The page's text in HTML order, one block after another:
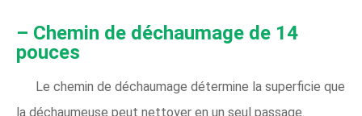
– Chemin de déchaumage de 14
pouces
Le chemin de déchaumage détermine la superficie que
la déchaumeuse peut nettoyer en un seul passage.